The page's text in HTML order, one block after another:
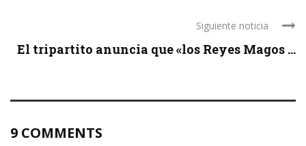
Siguiente noticia
El tripartito anuncia que «los Reyes Magos ...
9 COMMENTS